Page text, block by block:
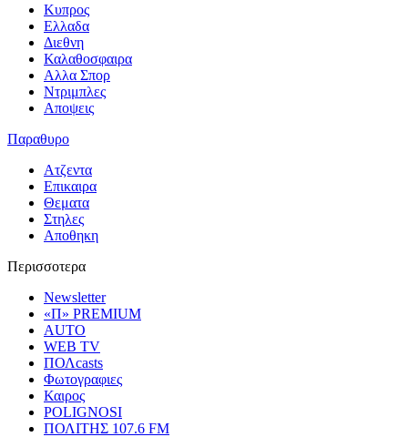
Κυπρος
Ελλαδα
Διεθνη
Καλαθοσφαιρα
Αλλα Σπορ
Ντριμπλες
Αποψεις
Παραθυρο
Ατζεντα
Επικαιρα
Θεματα
Στηλες
Αποθηκη
Περισσοτερα
Newsletter
«Π» PREMIUM
AUTO
WEB TV
ΠΟΛcasts
Φωτογραφιες
Καιρος
POLIGNOSI
ΠΟΛΙΤΗΣ 107.6 FM